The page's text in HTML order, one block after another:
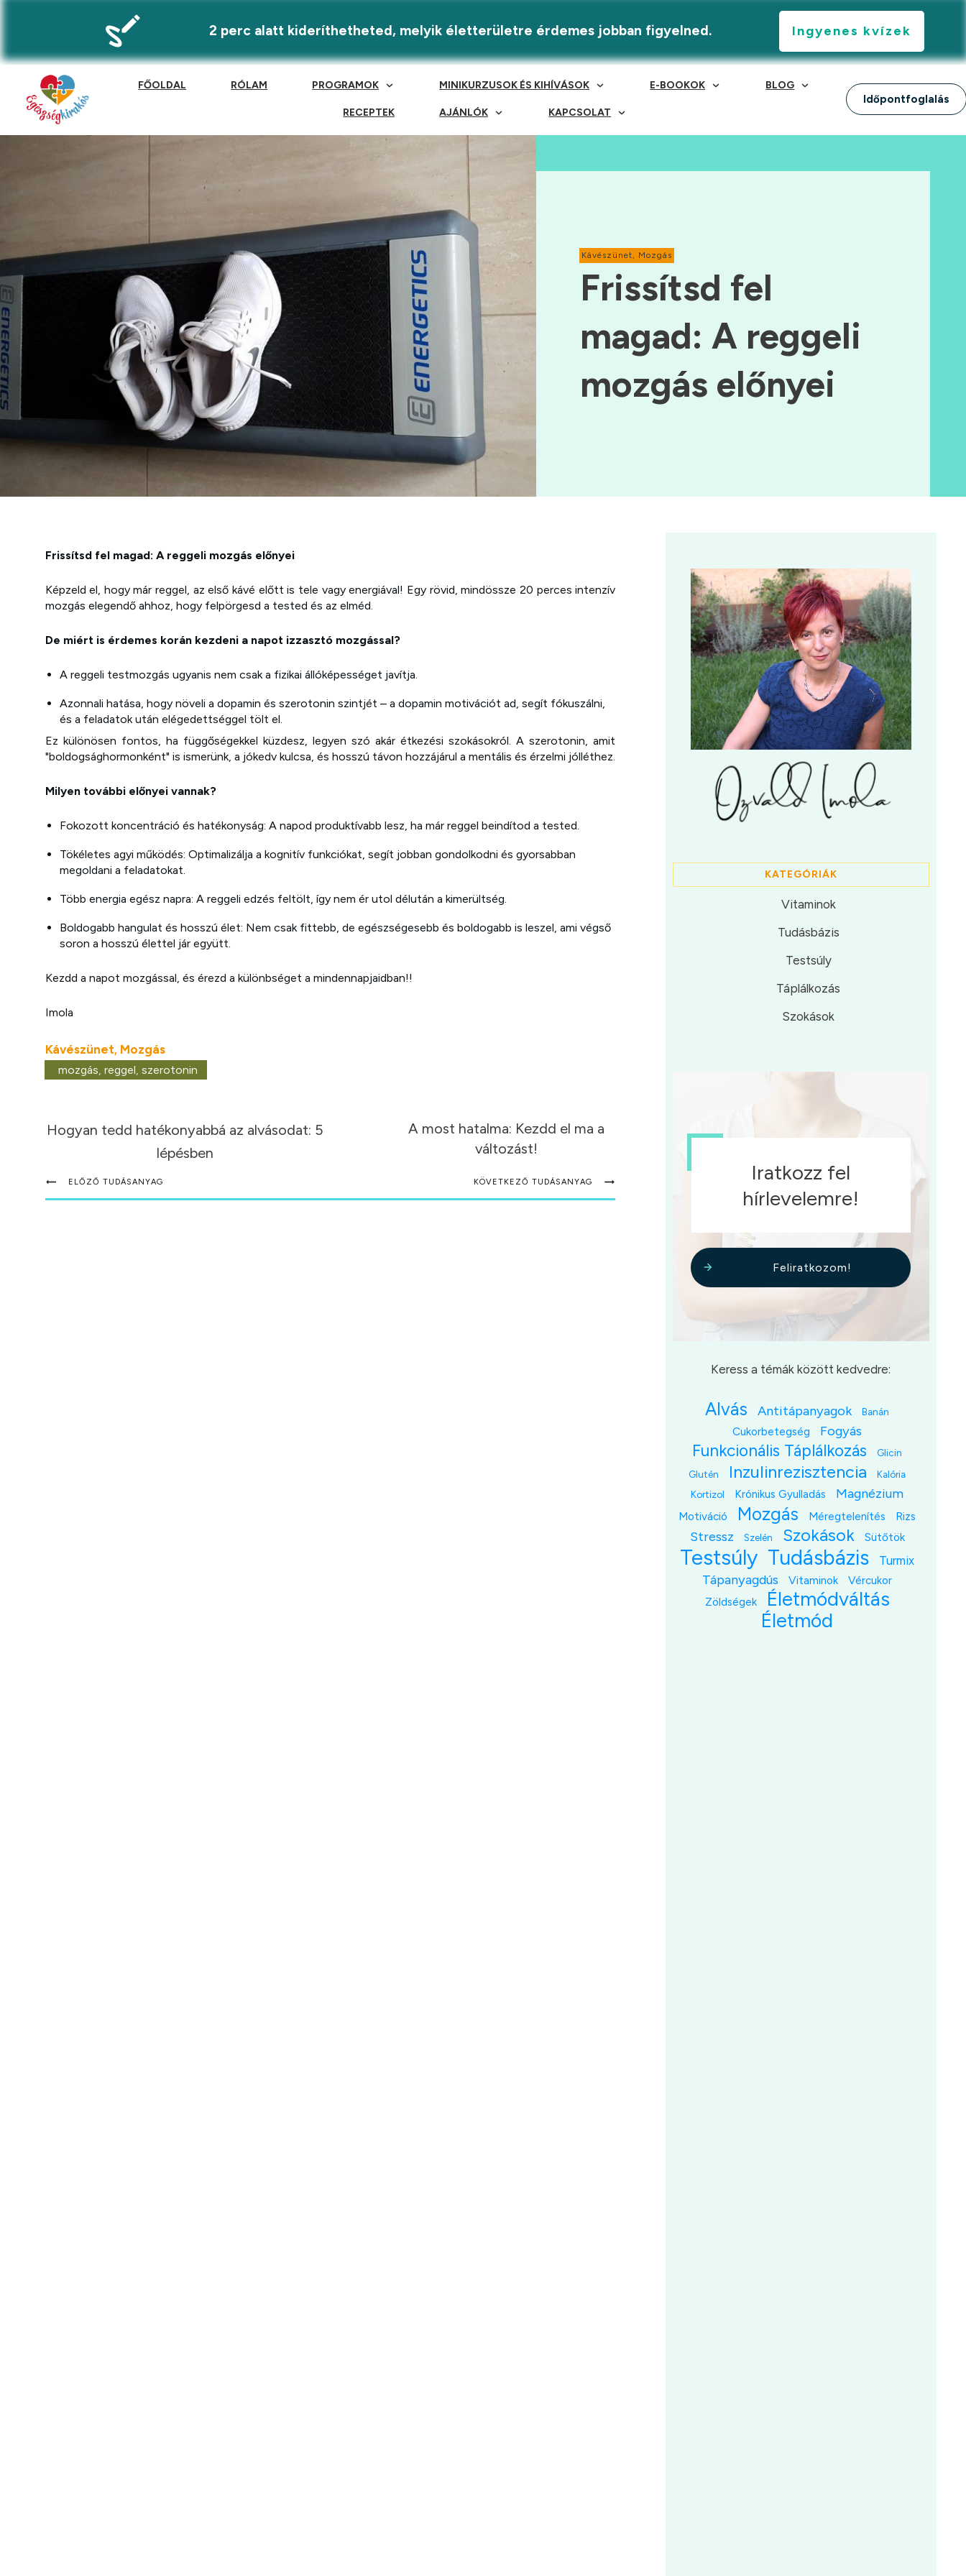
FŐOLDAL RÓLAM PROGRAMOK MINIKURZUSOK ÉS KIHÍVÁSOK E-BOOKOK BLOG
RECEPTEK AJÁNLÓK KAPCSOLAT
Időpontfoglalás
2 perc alatt kideríthetheted, melyik életterületre érdemes jobban figyelned. Ingyenes kvízek
Kávészünet, Mozgás
Frissítsd fel
magad: A reggeli
mozgás előnyei
Frissítsd fel magad: A reggeli mozgás előnyei
Képzeld el, hogy már reggel, az első kávé előtt is tele vagy energiával! Egy rövid, mindössze 20 perces intenzív
mozgás elegendő ahhoz, hogy felpörgesd a tested és az elméd.
De miért is érdemes korán kezdeni a napot izzasztó mozgással?
A reggeli testmozgás ugyanis nem csak a fizikai állóképességet javítja.
Azonnali hatása, hogy növeli a dopamin és szerotonin szintjét – a dopamin motivációt ad, segít fókuszálni,
és a feladatok után elégedettséggel tölt el.
Ez különösen fontos, ha függőségekkel küzdesz, legyen szó akár étkezési szokásokról. A szerotonin, amit
"boldogsághormonként" is ismerünk, a jókedv kulcsa, és hosszú távon hozzájárul a mentális és érzelmi jólléthez.
Milyen további előnyei vannak?
Fokozott koncentráció és hatékonyság: A napod produktívabb lesz, ha már reggel beindítod a tested.
Tökéletes agyi működés: Optimalizálja a kognitív funkciókat, segít jobban gondolkodni és gyorsabban
megoldani a feladatokat.
Több energia egész napra: A reggeli edzés feltölt, így nem ér utol délután a kimerültség.
Boldogabb hangulat és hosszú élet: Nem csak fittebb, de egészségesebb és boldogabb is leszel, ami végső
soron a hosszú élettel jár együtt.
Kezdd a napot mozgással, és érezd a különbséget a mindennapjaidban!!
Imola
Kávészünet, Mozgás
mozgás, reggel, szerotonin
Hogyan tedd hatékonyabbá az alvásodat: 5
lépésben
A most hatalma: Kezdd el ma a
változást!
ELŐZŐ TUDÁSANYAG KÖVETKEZŐ TUDÁSANYAG
KATEGÓRIÁK
Vitaminok
Tudásbázis
Testsúly
Táplálkozás
Szokások
Iratkozz fel
hírlevelemre!
Feliratkozom!
Keress a témák között kedvedre:
Alvás Antitápanyagok Banán
Cukorbetegség Fogyás
Funkcionális Táplálkozás
Glicin
Glutén
Inzulinrezisztencia
Kalória
Kortizol
Krónikus Gyulladás Magnézium
Motiváció Mozgás Méregtelenítés Rizs
Stressz Szelén Szokások Sütőtök
Testsúly Tudásbázis Turmix
Tápanyagdús Vitaminok
Vércukor
Zöldségek
Életmódváltás
Életmód